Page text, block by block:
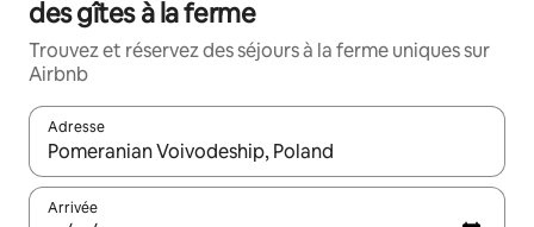
des gîtes à la ferme
Trouvez et réservez des séjours à la ferme uniques sur
Airbnb
Adresse
Lorsque les résultats s'affichent, utilisez les flèches vers le
Arrivée